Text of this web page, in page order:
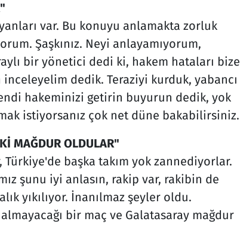
var. Bu konuyu anlamakta zorluk
Şaşkınız. Neyi anlayamıyorum,
bir yönetici dedi ki, hakem hataları bize
inceleyelim dedik. Teraziyi kurduk, yabancı
hakeminizi getirin buyurun dedik, yok
istiyorsanız çok net düne bakabilirsiniz.
MAĞDUR OLDULAR"
başka takım yok zannediyorlar.
şunu iyi anlasın, rakip var, rakibin de
yıkılıyor. İnanılmaz şeyler oldu.
bir maç ve Galatasaray mağdur